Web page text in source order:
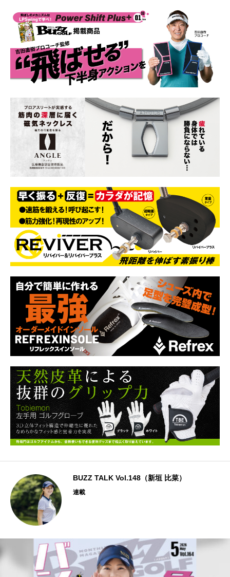
BUZZ TALK Vol.148（新垣 比菜）
連載